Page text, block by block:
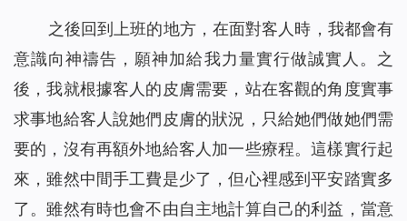
之後回到上班的地方，在面對客人時，我都會有
意識向神禱告，願神加給我力量實行做誠實人。之
後，我就根據客人的皮膚需要，站在客觀的角度實事
求事地給客人說她們皮膚的狀況，只給她們做她們需
要的，沒有再額外地給客人加一些療程。這樣實行起
來，雖然中間手工費是少了，但心裡感到平安踏實多
了。雖然有時也會不由自主地計算自己的利益，當意